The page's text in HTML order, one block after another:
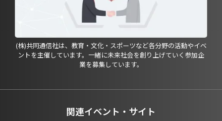
(株)共同通信社は、教育・文化・スポーツなど各分野の活動やイベ
ントを主催しています。一緒に未来社会を創り上げていく参加企
業を募集しています。
関連イベント・サイト